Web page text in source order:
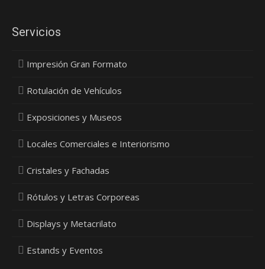
Servicios
Impresión Gran Formato
Rotulación de Vehículos
Exposiciones y Museos
Locales Comerciales e Interiorismo
Cristales y Fachadas
Rótulos y Letras Corporeas
Displays y Metacrilato
Estands y Eventos